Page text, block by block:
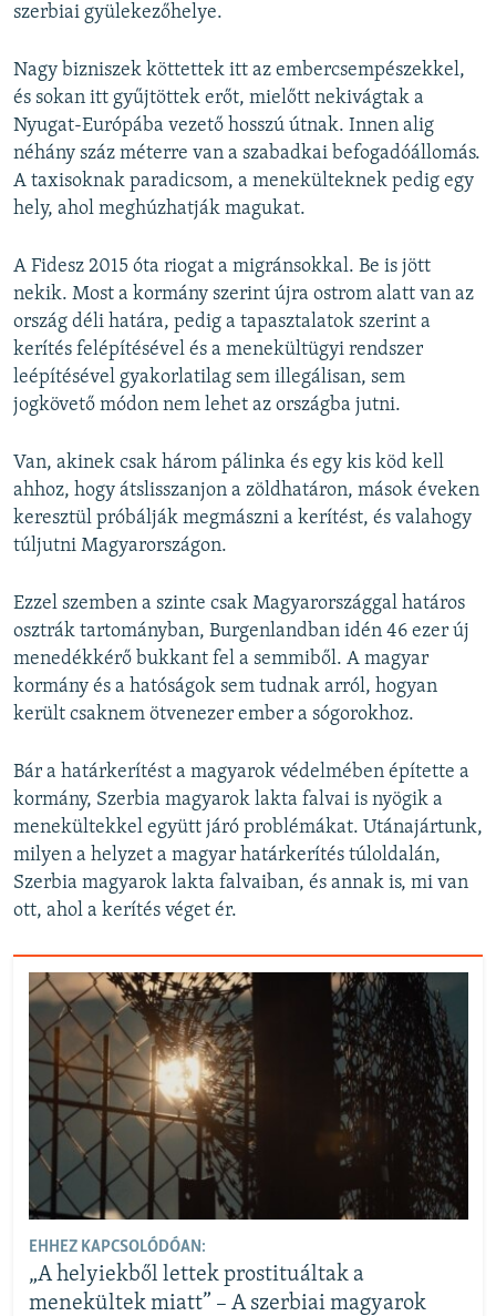
szerbiai gyülekezőhelye.
Nagy bizniszek köttettek itt az embercsempészekkel,
és sokan itt gyűjtöttek erőt, mielőtt nekivágtak a
Nyugat-Európába vezető hosszú útnak. Innen alig
néhány száz méterre van a szabadkai befogadóállomás.
A taxisoknak paradicsom, a menekülteknek pedig egy
hely, ahol meghúzhatják magukat.
A Fidesz 2015 óta riogat a migránsokkal. Be is jött
nekik. Most a kormány szerint újra ostrom alatt van az
ország déli határa, pedig a tapasztalatok szerint a
kerítés felépítésével és a menekültügyi rendszer
leépítésével gyakorlatilag sem illegálisan, sem
jogkövető módon nem lehet az országba jutni.
Van, akinek csak három pálinka és egy kis köd kell
ahhoz, hogy átslisszanjon a zöldhatáron, mások éveken
keresztül próbálják megmászni a kerítést, és valahogy
túljutni Magyarországon.
Ezzel szemben a szinte csak Magyarországgal határos
osztrák tartományban, Burgenlandban idén 46 ezer új
menedékkérő bukkant fel a semmiből. A magyar
kormány és a hatóságok sem tudnak arról, hogyan
került csaknem ötvenezer ember a sógorokhoz.
Bár a határkerítést a magyarok védelmében építette a
kormány, Szerbia magyarok lakta falvai is nyögik a
menekültekkel együtt járó problémákat. Utánajártunk,
milyen a helyzet a magyar határkerítés túloldalán,
Szerbia magyarok lakta falvaiban, és annak is, mi van
ott, ahol a kerítés véget ér.
EHHEZ KAPCSOLÓDÓAN:
„A helyiekből lettek prostituáltak a
menekültek miatt” – A szerbiai magyarok